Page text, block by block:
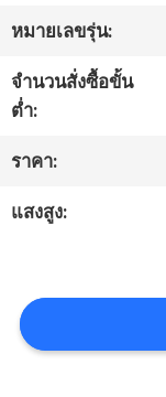
เรา
ทัวร์
โรงงาน
คุณภาพ
หมายเลขรุ่น:
จำนวนสั่งซื้อขั้น
ต่ำ:
ราคา:
แสงสูง: